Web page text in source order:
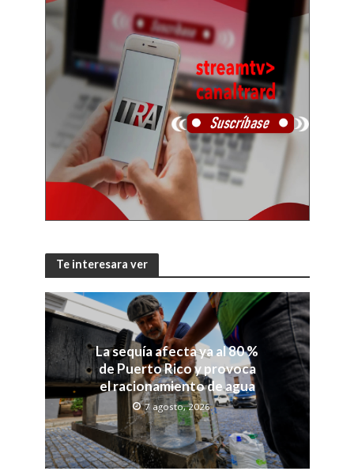
Te interesara ver
La sequía afecta ya al 80 %
de Puerto Rico y provoca
el racionamiento de agua
7 agosto, 2026